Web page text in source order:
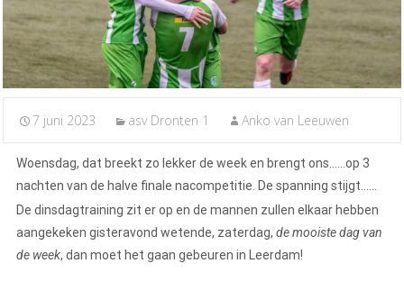
7 juni 2023 asv Dronten 1 Anko van Leeuwen
Woensdag, dat breekt zo lekker de week en brengt ons……op 3
nachten van de halve finale nacompetitie. De spanning stijgt……
De dinsdagtraining zit er op en de mannen zullen elkaar hebben
aangekeken gisteravond wetende, zaterdag, de mooiste dag van
de week, dan moet het gaan gebeuren in Leerdam!